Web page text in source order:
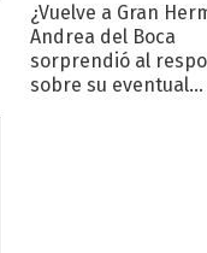
¿Vuelve a Gran
Andrea del Boca
sorprendió al
sobre su eventual